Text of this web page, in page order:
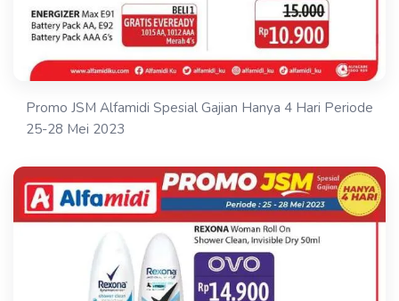
Promo JSM Alfamidi Spesial Gajian Hanya 4 Hari Periode
25-28 Mei 2023